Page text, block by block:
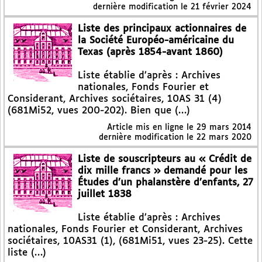
dernière modification le 21 février 2024
Liste des principaux actionnaires de
la Société Européo-américaine du
Texas (après 1854-avant 1860)
Liste établie d’après : Archives
nationales, Fonds Fourier et
Considerant, Archives sociétaires, 10AS 31 (4)
(681Mi52, vues 200-202). Bien que (…)
Article mis en ligne le 29 mars 2014
dernière modification le 22 mars 2020
Liste de souscripteurs au « Crédit de
dix mille francs » demandé pour les
Études d’un phalanstère d’enfants, 27
juillet 1838
Liste établie d’après : Archives
nationales, Fonds Fourier et Considerant, Archives
sociétaires, 10AS31 (1), (681Mi51, vues 23-25). Cette
liste (…)